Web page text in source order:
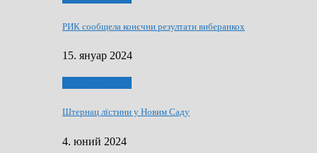
РИК сообщела конєчни резултати виберанкох
15. януар 2024
Штернац лїстини у Новим Саду
4. юний 2024